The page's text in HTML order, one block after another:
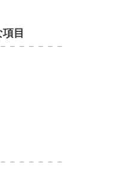
目
－－－－－－
－－－－－－